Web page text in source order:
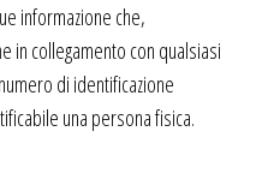
informazione che,
in collegamento con qualsiasi
di identificazione
una persona fisica.